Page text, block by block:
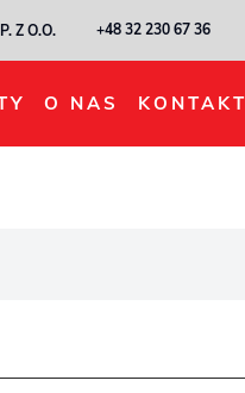
Z O.O. +48 32 230 67 36
O NAS KONTAKT